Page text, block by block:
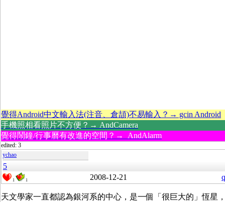
覺得Android中文輸入法(注音、倉頡)不易輸入？→ gcin Android
手機照相看照片不方便？→ AndCamera
覺得鬧鐘/行事曆有改進的空間？→ AndAlarm
edited: 3
ychao
5
1 1 2008-12-21
天文學家一直都認為銀河系的中心，是一個「很巨大的」恆星